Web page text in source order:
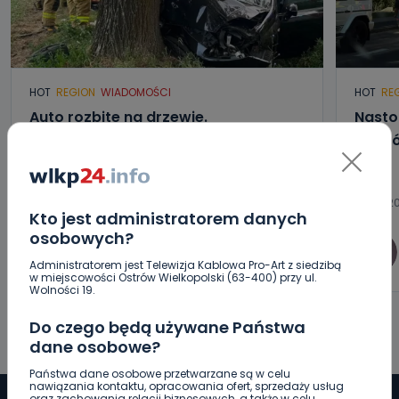
Kto jest administratorem danych
osobowych?
Administratorem jest Telewizja Kablowa Pro-Art z siedzibą
w miejscowości Ostrów Wielkopolski (63-400) przy ul.
Wolności 19.
Do czego będą używane Państwa
dane osobowe?
Państwa dane osobowe przetwarzane są w celu
nawiązania kontaktu, opracowania ofert, sprzedaży usług
HOT REGION WIADOMOŚCI
Auto rozbite na drzewie.
wyjść [FOTO]
Sebastian Matyszczak
HOT